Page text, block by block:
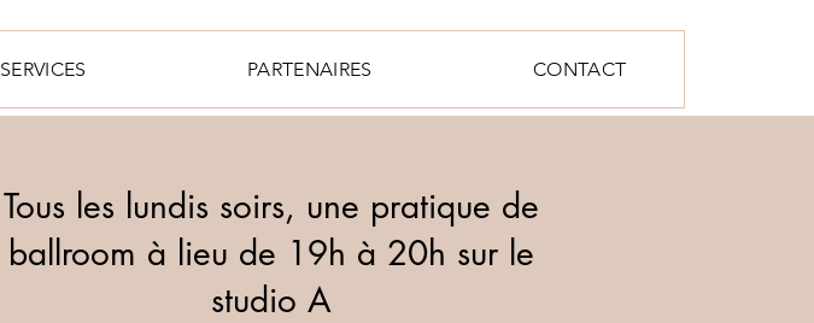
SERVICES PARTENAIRES CONTACT
Tous les lundis soirs, une pratique de
ballroom à lieu de 19h à 20h sur le
studio A